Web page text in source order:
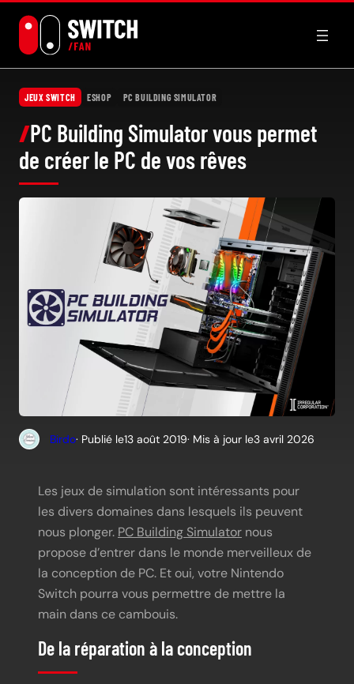
contenu
JEUX SWITCH ESHOP PC BUILDING SIMULATOR
PC Building Simulator vous permet
de créer le PC de vos rêves
Birdo· Publié le13 août 2019· Mis à jour le3 avril 2026
Les jeux de simulation sont intéressants pour
les divers domaines dans lesquels ils peuvent
nous plonger. PC Building Simulator nous
propose d’entrer dans le monde merveilleux de
la conception de PC. Et oui, votre Nintendo
Switch pourra vous permettre de mettre la
main dans ce cambouis.
De la réparation à la conception